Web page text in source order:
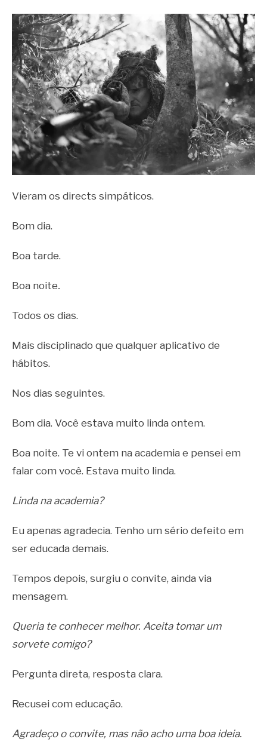
Vieram os directs simpáticos.
Bom dia.
Boa tarde.
Boa noite.
Todos os dias.
Mais disciplinado que qualquer aplicativo de
hábitos.
Nos dias seguintes.
Bom dia. Você estava muito linda ontem.
Boa noite. Te vi ontem na academia e pensei em
falar com você. Estava muito linda.
Linda na academia?
Eu apenas agradecia. Tenho um sério defeito em
ser educada demais.
Tempos depois, surgiu o convite, ainda via
mensagem.
Queria te conhecer melhor. Aceita tomar um
sorvete comigo?
Pergunta direta, resposta clara.
Recusei com educação.
Agradeço o convite, mas não acho uma boa ideia.